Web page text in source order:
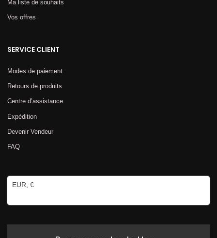
Ma liste de souhaits
Vos offres
SERVICE CLIENT
Modes de paiement
Retours de produits
Centre d’assistance
Expédition
Devenir Vendeur
FAQ
EUR, €